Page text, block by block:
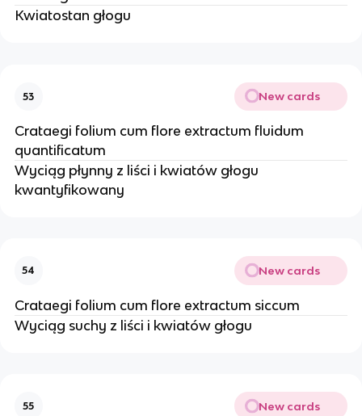
Kwiatostan głogu
53 New cards
Crataegi folium cum flore extractum fluidum
quantificatum
Wyciąg płynny z liści i kwiatów głogu
kwantyfikowany
54 New cards
Crataegi folium cum flore extractum siccum
Wyciąg suchy z liści i kwiatów głogu
55 New cards